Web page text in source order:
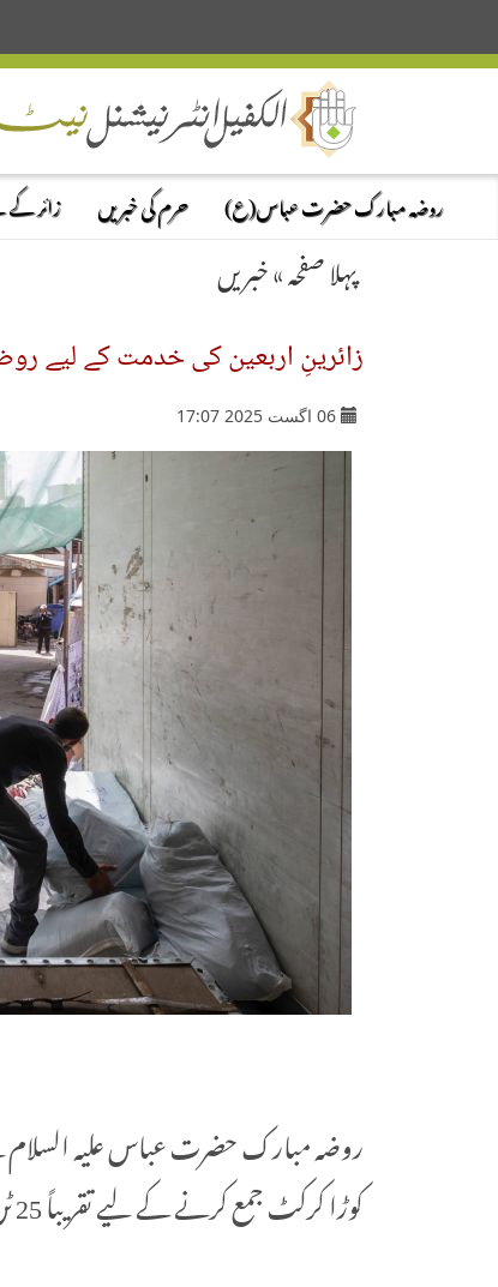
روضہ مبارک حضرت عباس(ع) حرم کی خبریں زائر
پہلا صفحہ»خبریں
زائرینِ اربعین کی خدمت کے
06 اگست 2025 17:07
روضہ مبارک حضرت عباس علیہ
کوڑا کرکٹ جمع کرنے کے لیے تقریباً 25 ٹن مخصوص بیگز فراہم کرنے کا اعلان کیا ہے۔